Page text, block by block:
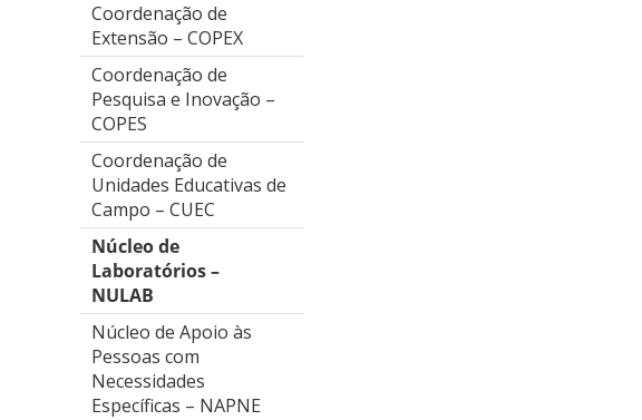
Coordenação de
Extensão – COPEX
Coordenação de
Pesquisa e Inovação –
COPES
Coordenação de
Unidades Educativas de
Campo – CUEC
Núcleo de
Laboratórios –
NULAB
Núcleo de Apoio às
Pessoas com
Necessidades
Específicas – NAPNE